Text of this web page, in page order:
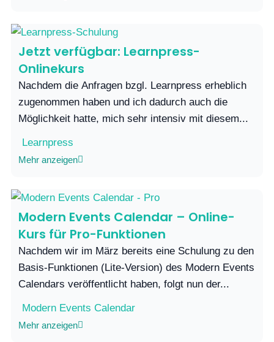
Jetzt verfügbar: Learnpress-
Onlinekurs
Nachdem die Anfragen bzgl. Learnpress erheblich
zugenommen haben und ich dadurch auch die
Möglichkeit hatte, mich sehr intensiv mit diesem...
Learnpress
Mehr anzeigen
Modern Events Calendar – Online-
Kurs für Pro-Funktionen
Nachdem wir im März bereits eine Schulung zu den
Basis-Funktionen (Lite-Version) des Modern Events
Calendars veröffentlicht haben, folgt nun der...
Modern Events Calendar
Mehr anzeigen